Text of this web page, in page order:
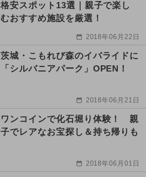
格安スポット13選｜親子で楽し
むおすすめ施設を厳選！
2018年06月22日
茨城・こもれび森のイバライドに
「シルバニアパーク」OPEN！
2018年06月21日
ワンコインで化石堀り体験！ 親
子でレアなお宝探し＆持ち帰りも
2018年06月01日